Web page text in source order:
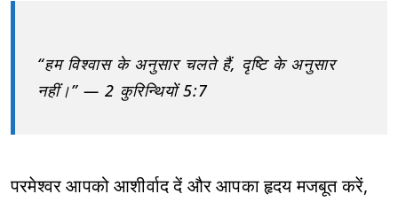
“हम विश्वास के अनुसार चलते हैं, दृष्टि के अनुसार
नहीं।” — 2 कुरिन्थियों 5:7
परमेश्वर आपको आशीर्वाद दें और आपका हृदय मजबूत करें,